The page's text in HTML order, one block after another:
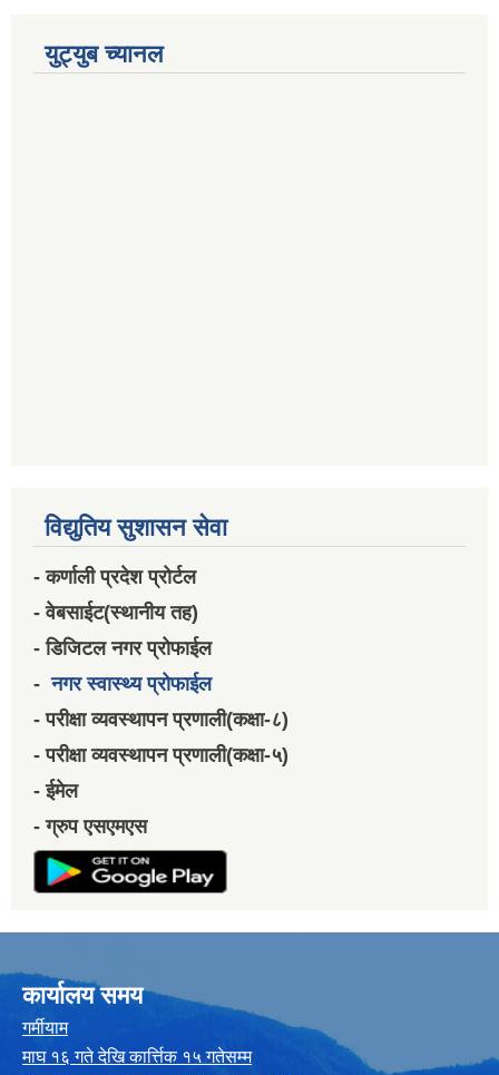
युट्युब च्यानल
विद्युतिय सुशासन सेवा
- कर्णाली प्रदेश प्रोर्टल
- वेबसाईट(स्थानीय तह)
- डिजिटल नगर प्रोफाईल
-नगर स्वास्थ्य प्रोफाईल
- परीक्षा व्यवस्थापन प्रणाली(कक्षा-८)
- परीक्षा व्यवस्थापन प्रणाली(कक्षा-५)
- ईमेल
- ग्रुप एसएमएस
कार्यालय समय
गर्मीयाम
माघ १६ गते देखि कार्त्तिक १५ गतेसम्म